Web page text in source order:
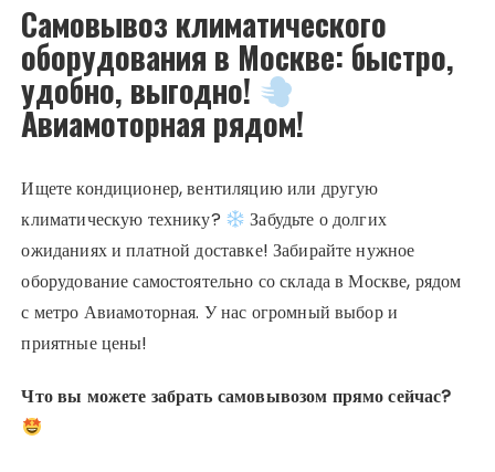
Самовывоз климатического
оборудования в Москве: быстро,
удобно, выгодно!
Авиамоторная рядом!
Ищете кондиционер, вентиляцию или другую
климатическую технику?
Забудьте о долгих
ожиданиях и платной доставке! Забирайте нужное
оборудование самостоятельно со склада в Москве, рядом
с метро Авиамоторная. У нас огромный выбор и
приятные цены!
Что вы можете забрать самовывозом прямо сейчас?